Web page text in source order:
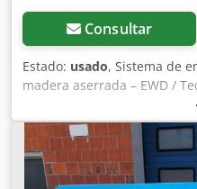
Consultar
Estado: usado, Sistema de
madera aserrada – EWD /
Sistema de embalaje y
ofrece a la venta un
alta calidad para la
de madera aserrada. El
aserraderos y empresas